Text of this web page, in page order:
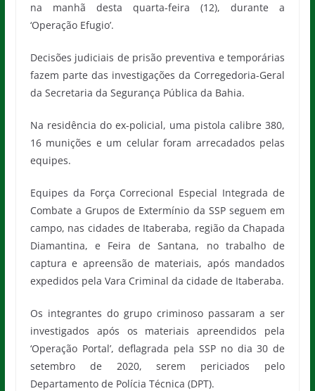
na manhã desta quarta-feira (12), durante a
‘Operação Efugio’.
Decisões judiciais de prisão preventiva e temporárias
fazem parte das investigações da Corregedoria-Geral
da Secretaria da Segurança Pública da Bahia.
Na residência do ex-policial, uma pistola calibre 380,
16 munições e um celular foram arrecadados pelas
equipes.
Equipes da Força Correcional Especial Integrada de
Combate a Grupos de Extermínio da SSP seguem em
campo, nas cidades de Itaberaba, região da Chapada
Diamantina, e Feira de Santana, no trabalho de
captura e apreensão de materiais, após mandados
expedidos pela Vara Criminal da cidade de Itaberaba.
Os integrantes do grupo criminoso passaram a ser
investigados após os materiais apreendidos pela
‘Operação Portal’, deflagrada pela SSP no dia 30 de
setembro de 2020, serem periciados pelo
Departamento de Polícia Técnica (DPT).